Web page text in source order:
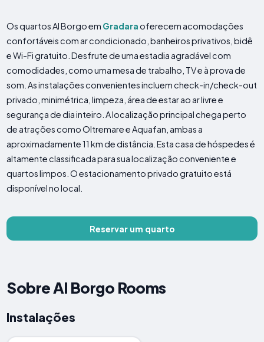
Os quartos Al Borgo em Gradaraoferecem acomodações
confortáveis ​​com ar condicionado, banheiros privativos, bidê
e Wi-Fi gratuito. Desfrute de uma estadia agradável com
comodidades, como uma mesa de trabalho, TV e à prova de
som. As instalações convenientes incluem check-in/check-out
privado, minimétrica, limpeza, área de estar ao ar livre e
segurança de dia inteiro. A localização principal chega perto
de atrações como Oltremare e Aquafan, ambas a
aproximadamente 11 km de distância. Esta casa de hóspedes é
altamente classificada para sua localização conveniente e
quartos limpos. O estacionamento privado gratuito está
disponível no local.
Reservar um quarto
Sobre Al Borgo Rooms
Instalações